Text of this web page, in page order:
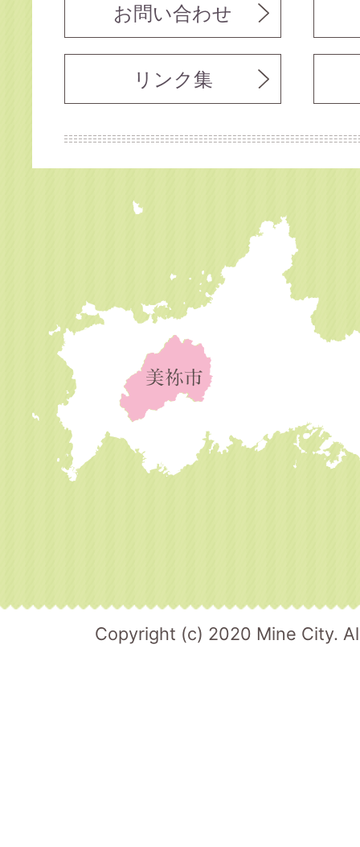
お問い合わせ
リンク集
Copyright (c) 2020 Mine City.